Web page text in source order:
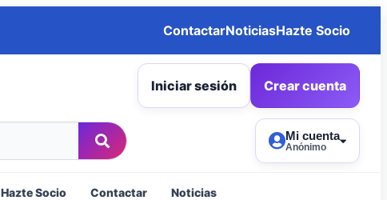
ContactarNoticiasHazte Socio
Iniciar sesión Crear cuenta
Mi cuenta
Anónimo
Hazte Socio Contactar Noticias